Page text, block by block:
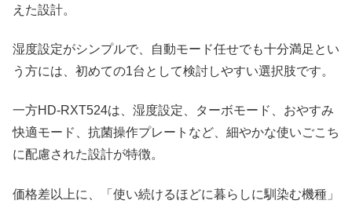
えた設計。
湿度設定がシンプルで、自動モード任せでも十分満足とい
う方には、初めての1台として検討しやすい選択肢です。
一方HD‑RXT524は、湿度設定、ターボモード、おやすみ
快適モード、抗菌操作プレートなど、細やかな使いごこち
に配慮された設計が特徴。
価格差以上に、「使い続けるほどに暮らしに馴染む機種」